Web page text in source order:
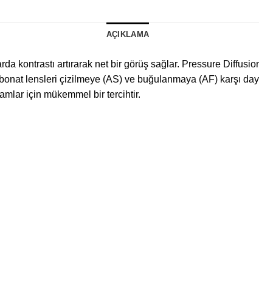
AÇIKLAMA
kontrastı artırarak net bir görüş sağlar. Pressure
lensleri çizilmeye (AS) ve buğulanmaya (AF) karşı
için mükemmel bir tercihtir.